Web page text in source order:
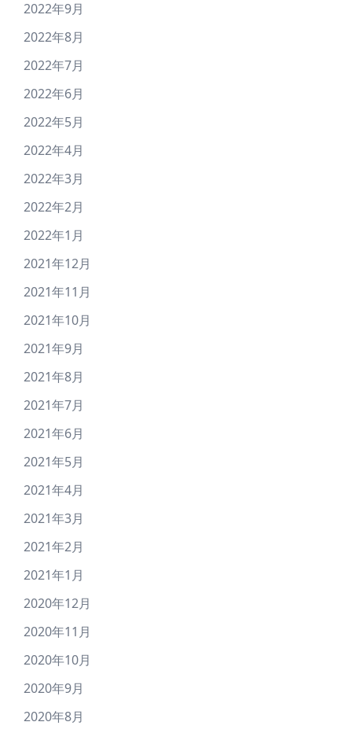
2022年9月
2022年8月
2022年7月
2022年6月
2022年5月
2022年4月
2022年3月
2022年2月
2022年1月
2021年12月
2021年11月
2021年10月
2021年9月
2021年8月
2021年7月
2021年6月
2021年5月
2021年4月
2021年3月
2021年2月
2021年1月
2020年12月
2020年11月
2020年10月
2020年9月
2020年8月